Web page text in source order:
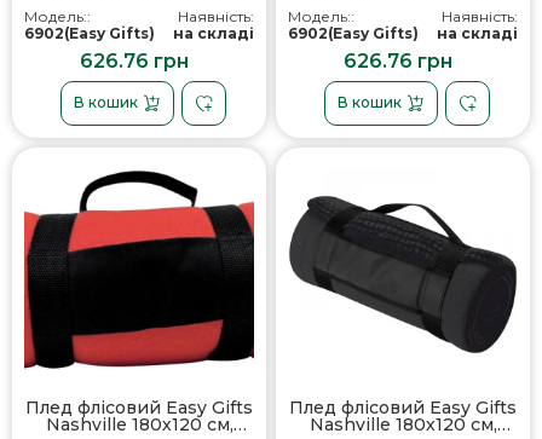
690210
Модель::
6902(Easy Gifts)
Наявність:
на складі
626.76 грн
В кошик
Модель::
6902(Easy Gifts)
Наявність:
на складі
626.76 грн
В кошик
Плед флісовий Easy Gifts
Nashville 180х120 см,
Плед флісовий Easy Gifts
Nashville 180х120 см,